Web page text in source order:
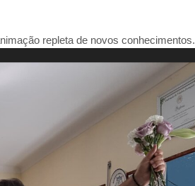
repleta de novos conhecimentos.